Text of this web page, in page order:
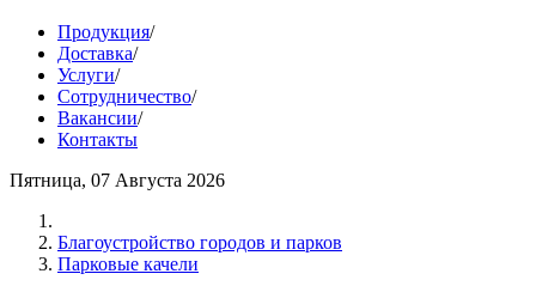
Продукция/
Доставка/
Услуги/
Сотрудничество/
Вакансии/
Контакты
Пятница, 07 Августа 2026
Благоустройство городов и парков
Парковые качели